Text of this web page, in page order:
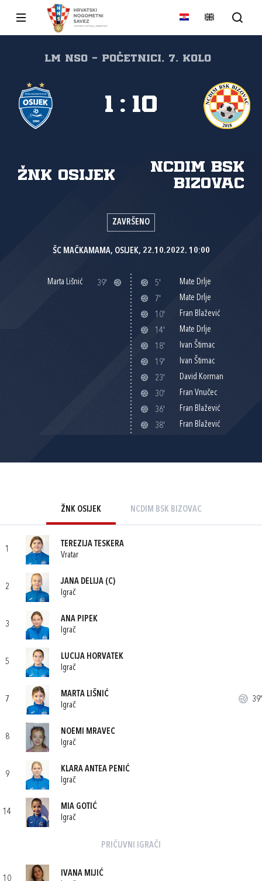
LM NSO - Početnici, 7. kolo
ŽNK Osijek
NCDIM BSK
Bizovac
1 : 10
ZAVRŠENO
ŠC MAČKAMAMA, OSIJEK, 22.10.2022. 10:00
Marta Lišnić 39' 5'
Mate Drlje
7'
Mate Drlje
10'
Fran Blažević
14'
Mate Drlje
18'
Ivan Štimac
19'
Ivan Štimac
23'
David Korman
30'
Fran Vnučec
36'
Fran Blažević
38'
Fran Blažević
ŽNK OSIJEK NCDIM BSK BIZOVAC
1
TEREZIJA TESKERA
Vratar
2
JANA DELIJA (C)
Igrač
3
ANA PIPEK
Igrač
5
LUCIJA HORVATEK
Igrač
7
MARTA LIŠNIĆ
Igrač
39'
8
NOEMI MRAVEC
Igrač
9
KLARA ANTEA PENIĆ
Igrač
14
MIA GOTIĆ
Igrač
PRIČUVNI IGRAČI
10
IVANA MIJIĆ